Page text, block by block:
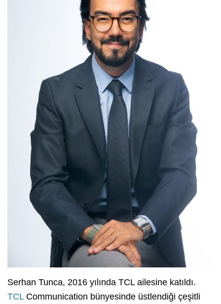
Serhan Tunca, 2016 yılında TCL ailesine katıldı.
TCLCommunication bünyesinde üstlendiği çeşitli